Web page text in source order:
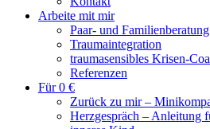
Arbeite mit mir
Paar- und Familienberatung
Traumaintegration
traumasensibles Krisen-
Referenzen
Für 0 €
Zurück zu mir –
Herzgespräch – Anleitung